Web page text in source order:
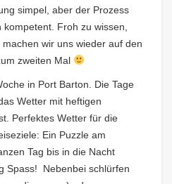
simpel, aber der Prozess
Froh zu wissen,
wir uns wieder auf den
zweiten Mal
in Port Barton. Die Tage
Wetter mit heftigen
Perfektes Wetter für die
Ein Puzzle am
Tag bis in die Nacht
Spass! Nebenbei schlürfen